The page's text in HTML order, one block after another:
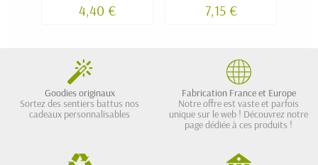
4,40 € 7,15 €
Goodies originaux
Sortez des sentiers battus nos
cadeaux personnalisables
Fabrication France et Europe
Notre offre est vaste et parfois
unique sur le web ! Découvrez notre
page dédiée à ces produits !